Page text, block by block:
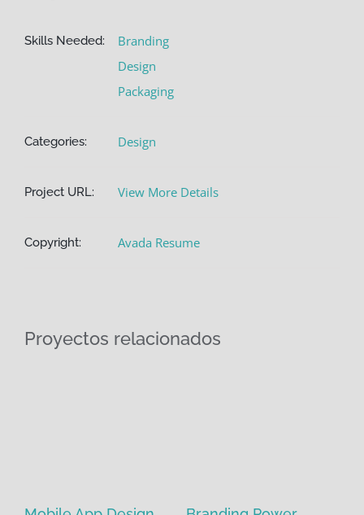
Skills Needed:
Branding
Design
Packaging
Categories: Design
Project URL: View More Details
Copyright: Avada Resume
Proyectos relacionados